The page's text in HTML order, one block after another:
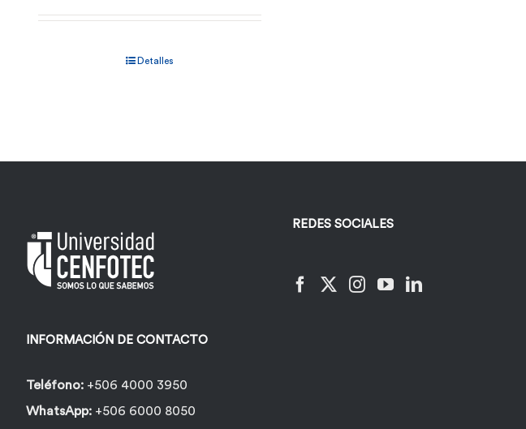
Detalles
INFORMACIÓN DE CONTACTO
Teléfono: +506 4000 3950
WhatsApp: +506 6000 8050
REDES SOCIALES